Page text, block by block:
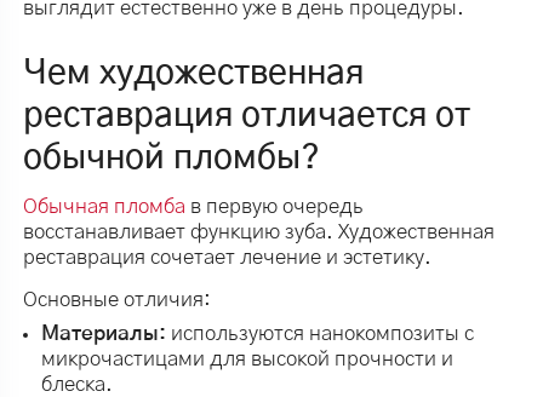
выглядит естественно уже в день процедуры.
Чем художественная
реставрация отличается от
обычной пломбы?
Обычная пломба в первую очередь
восстанавливает функцию зуба. Художественная
реставрация сочетает лечение и эстетику.
Основные отличия:
Материалы: используются нанокомпозиты с
микрочастицами для высокой прочности и
блеска.